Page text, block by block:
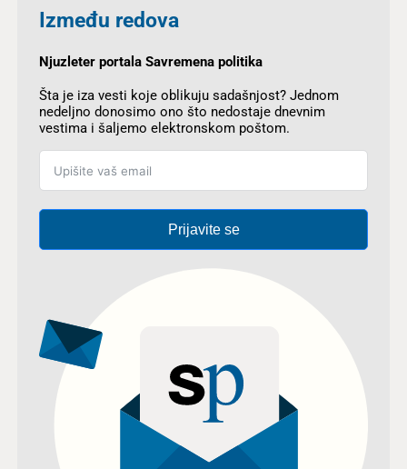
Između redova
Njuzleter portala Savremena politika
Šta je iza vesti koje oblikuju sadašnjost? Jednom
nedeljno donosimo ono što nedostaje dnevnim
vestima i šaljemo elektronskom poštom.
Prijavite se